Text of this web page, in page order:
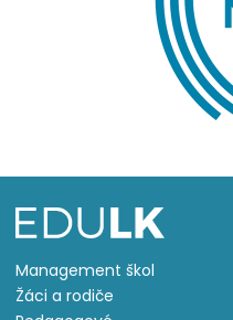
Management škol
Žáci a rodiče